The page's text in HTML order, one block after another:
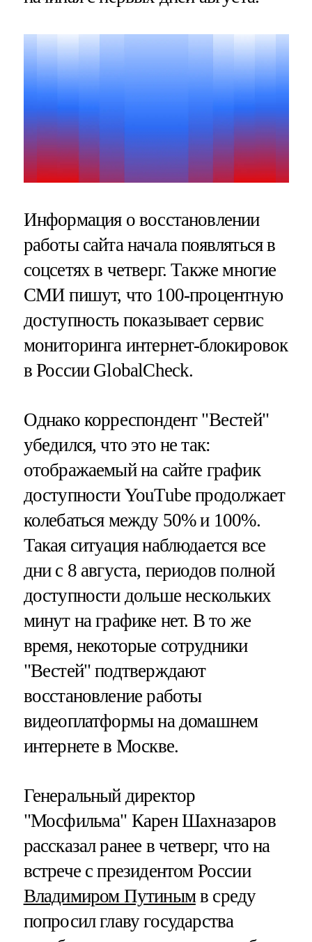
Информация о восстановлении
работы сайта начала появляться в
соцсетях в четверг. Также многие
СМИ пишут, что 100-процентную
доступность показывает сервис
мониторинга интернет-блокировок
в России GlobalCheck.
Однако корреспондент "Вестей"
убедился, что это не так:
отображаемый на сайте график
доступности YouTube продолжает
колебаться между 50% и 100%.
Такая ситуация наблюдается все
дни с 8 августа, периодов полной
доступности дольше нескольких
минут на графике нет. В то же
время, некоторые сотрудники
"Вестей" подтверждают
восстановление работы
видеоплатформы на домашнем
интернете в Москве.
Генеральный директор
"Мосфильма" Карен Шахназаров
рассказал ранее в четверг, что на
встрече с президентом России
Владимиром Путинымв среду
попросил главу государства